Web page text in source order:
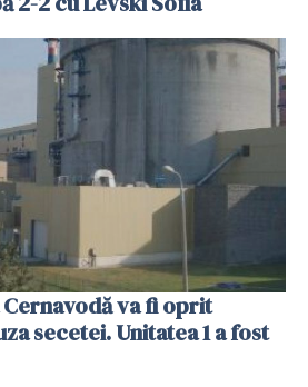
va fi oprit
secetei. Unitatea 1 a fost